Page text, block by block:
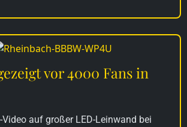
vor 4000 Fans in
auf großer LED-Leinwand bei